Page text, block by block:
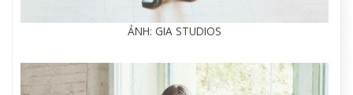
ẢNH: GIA STUDIOS